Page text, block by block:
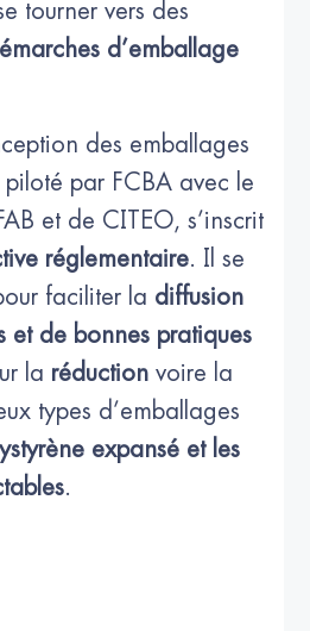
tourner vers des
d’emballage
des emballages
par FCBA avec le
et de CITEO, s’inscrit
réglementaire. Il se
faciliter la diffusion
et de bonnes pratiques
la réductionvoire la
types d’emballages
expansé et les
.